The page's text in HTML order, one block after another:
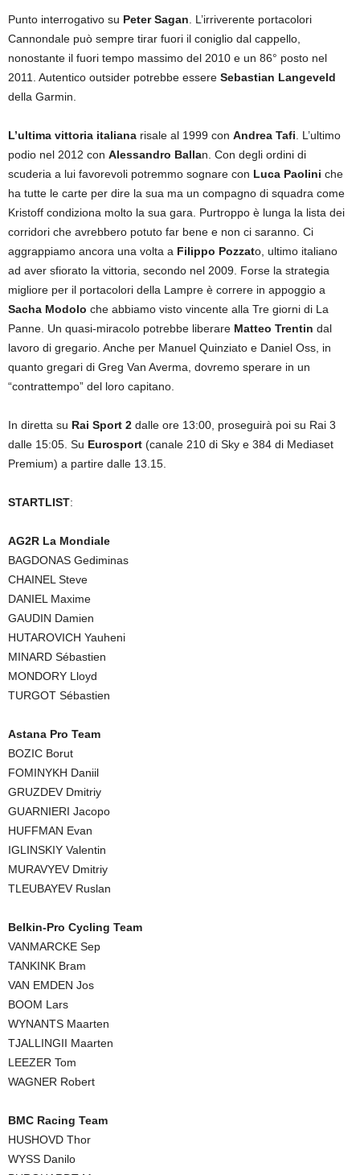
Punto interrogativo su Peter Sagan . L’irriverente portacolori
Cannondale può sempre tirar fuori il coniglio dal cappello,
nonostante il fuori tempo massimo del 2010 e un 86° posto nel
2011. Autentico outsider potrebbe essere Sebastian Langeveld
della Garmin.
L’ultima vittoria italiana risale al 1999 con Andrea Tafi . L’ultimo
podio nel 2012 con Alessandro Ballan. Con degli ordini di
scuderia a lui favorevoli potremmo sognare con Luca Paolini che
ha tutte le carte per dire la sua ma un compagno di squadra come
Kristoff condiziona molto la sua gara. Purtroppo è lunga la lista dei
corridori che avrebbero potuto far bene e non ci saranno. Ci
aggrappiamo ancora una volta a Filippo Pozzato, ultimo italiano
ad aver sfiorato la vittoria, secondo nel 2009. Forse la strategia
migliore per il portacolori della Lampre è correre in appoggio a
Sacha Modolo che abbiamo visto vincente alla Tre giorni di La
Panne. Un quasi-miracolo potrebbe liberare Matteo Trentin dal
lavoro di gregario. Anche per Manuel Quinziato e Daniel Oss, in
quanto gregari di Greg Van Averma, dovremo sperare in un
“contrattempo” del loro capitano.
In diretta su Rai Sport 2 dalle ore 13:00, proseguirà poi su Rai 3
dalle 15:05. Su Eurosport (canale 210 di Sky e 384 di Mediaset
Premium) a partire dalle 13.15.
STARTLIST:
AG2R La Mondiale
BAGDONAS Gediminas
CHAINEL Steve
DANIEL Maxime
GAUDIN Damien
HUTAROVICH Yauheni
MINARD Sébastien
MONDORY Lloyd
TURGOT Sébastien
Astana Pro Team
BOZIC Borut
FOMINYKH Daniil
GRUZDEV Dmitriy
GUARNIERI Jacopo
HUFFMAN Evan
IGLINSKIY Valentin
MURAVYEV Dmitriy
TLEUBAYEV Ruslan
Belkin-Pro Cycling Team
VANMARCKE Sep
TANKINK Bram
VAN EMDEN Jos
BOOM Lars
WYNANTS Maarten
TJALLINGII Maarten
LEEZER Tom
WAGNER Robert
BMC Racing Team
HUSHOVD Thor
WYSS Danilo